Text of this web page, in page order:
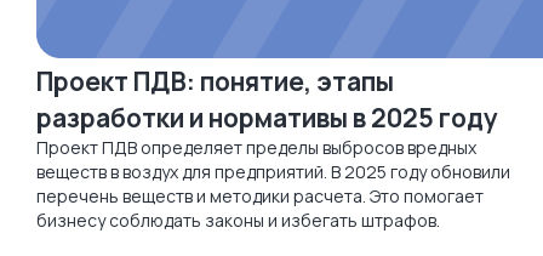
Проект ПДВ: понятие, этапы
разработки и нормативы в 2025 году
Проект ПДВ определяет пределы выбросов вредных
веществ в воздух для предприятий. В 2025 году обновили
перечень веществ и методики расчета. Это помогает
бизнесу соблюдать законы и избегать штрафов.